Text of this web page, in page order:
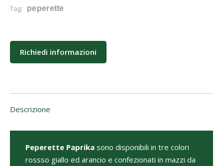
Tag: peperette
Richiedi informazioni
Descrizione
Peperette Paprika sono disponibili in tre colori
rossso giallo ed arancio e confezionati in mazzi da